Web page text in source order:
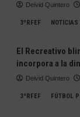
Deivid Quintero
3ªRFEF NOTICIAS
El Recreativo
incorpora a la
Deivid Quintero
3ªRFEF FÚTBOL